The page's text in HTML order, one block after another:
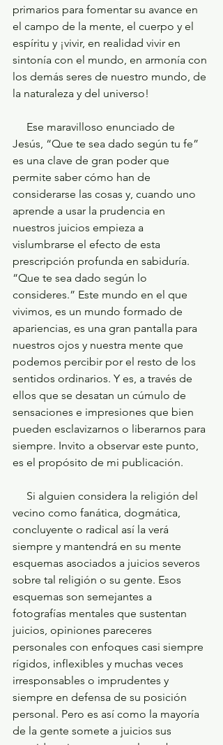
primarios para fomentar su avance en
el campo de la mente, el cuerpo y el
espíritu y ¡vivir, en realidad vivir en
sintonía con el mundo, en armonía con
los demás seres de nuestro mundo, de
la naturaleza y del universo!
Jesús, “Que te sea dado según tu fe”
es una clave de gran poder que
permite saber cómo han de
considerarse las cosas y, cuando uno
aprende a usar la prudencia en
nuestros juicios empieza a
vislumbrarse el efecto de esta
prescripción profunda en sabiduría.
“Que te sea dado según lo
consideres.” Este mundo en el que
vivimos, es un mundo formado de
apariencias, es una gran pantalla para
nuestros ojos y nuestra mente que
podemos percibir por el resto de los
sentidos ordinarios. Y es, a través de
ellos que se desatan un cúmulo de
sensaciones e impresiones que bien
pueden esclavizarnos o liberarnos para
siempre. Invito a observar este punto,
es el propósito de mi publicación.
vecino como fanática, dogmática,
concluyente o radical así la verá
siempre y mantendrá en su mente
esquemas asociados a juicios severos
sobre tal religión o su gente. Esos
esquemas son semejantes a
fotografías mentales que sustentan
juicios, opiniones pareceres
personales con enfoques casi siempre
rígidos, inflexibles y muchas veces
irresponsables o imprudentes y
siempre en defensa de su posición
personal. Pero es así como la mayoría
de la gente somete a juicios sus